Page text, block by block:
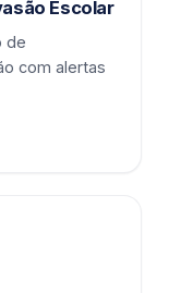
Escolar
de
com alertas